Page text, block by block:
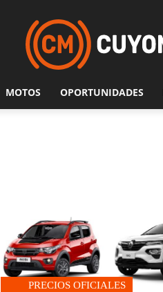
MOTOS OPORTUNIDADES
PRECIOS OFICIALES